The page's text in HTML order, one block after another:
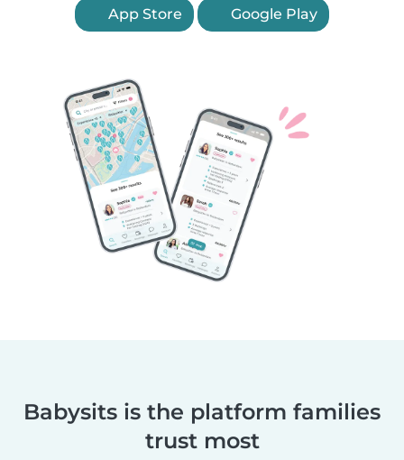
App Store Google Play
Babysits is the platform families
trust most